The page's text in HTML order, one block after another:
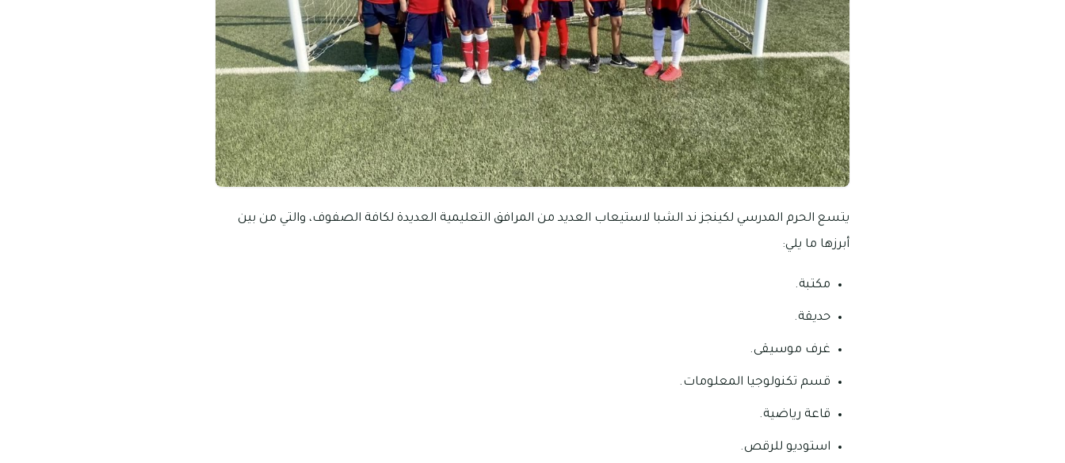
يتسع الحرم المدرسي لكينجز ند الشبا لاستيعاب العديد من المرافق التعليمية العديدة لكافة الصفوف، والتي من بين
أبرزها ما يلي:
مكتبة.
حديقة.
غرف موسيقى.
قسم تكنولوجيا المعلومات.
قاعة رياضية.
استوديو للرقص.